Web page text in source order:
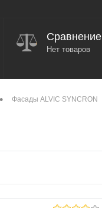
Сравнение
Нет товаров
• Фасады ALVIC SYNCRON